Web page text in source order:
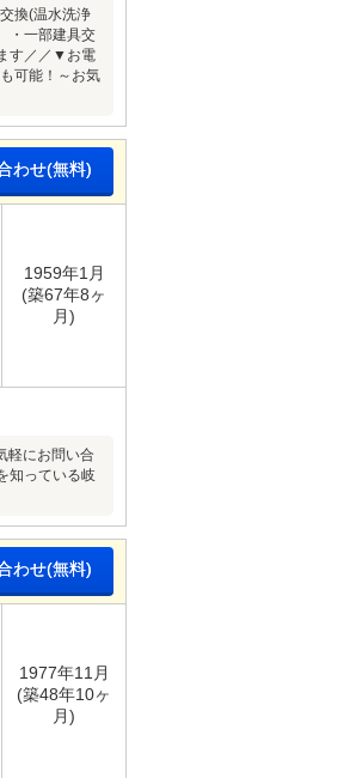
換(温水洗浄
・一部建具交
す／／▼お電
可能！～お気
わせ(無料)
1959年1月
(築67年8ヶ
月)
軽にお問い合
知っている岐
わせ(無料)
1977年11月
(築48年10ヶ
月)